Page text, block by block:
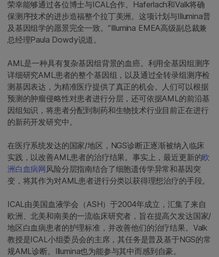
荣幸能够通过各位博士与ICAL合作。Haferlach和Valk将确
保测序技术的进步造福整个拉丁美洲。这项计划与Illumina普
及基因组学的愿景完全一致。”Illumina EMEA高级副总裁兼
总经理Paula Dowdy说道。
AML是一种具有复杂基因组背景的血癌。利用全基因组测序
详细研究AML患者的整个基因组，以及通过全转录组测序检
测基因表达，为精准医疗提供了真正的机会。人们可以根据
预测的肿瘤侵略性对患者进行分层，还可依据AML的前沿基
因组知识，将患者分配到制药和生物技术行业目前正在进行
的新药开发研究中。
在医疗系统发达的国家/地区，NGS诊断正逐渐被纳入临床
实践，以改善AML患者的治疗结果。事实上，最近更新的欧
洲白血病网 风险分层指南结合了细胞遗传学异常和基因突
变，将其作为对AML患者进行分类以获得理想治疗的手段。
ICAL由美国血液学会（ASH）于2004年成立，汇集了来自
欧洲、北美和南美的一流临床研究者，旨在提高欠发达国家/
地区白血病患者的护理标准，并改善他们的治疗结果。Valk
教授是ICAL小组委员会的主席，其任务是普及基于NGS的常
规AML诊断。Illumina也为能参与其中而感到自豪。